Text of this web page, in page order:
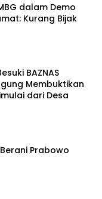
dalam Demo
Kurang Bijak
BAZNAS
Membuktikan
Dimulai dari Desa
Prabowo